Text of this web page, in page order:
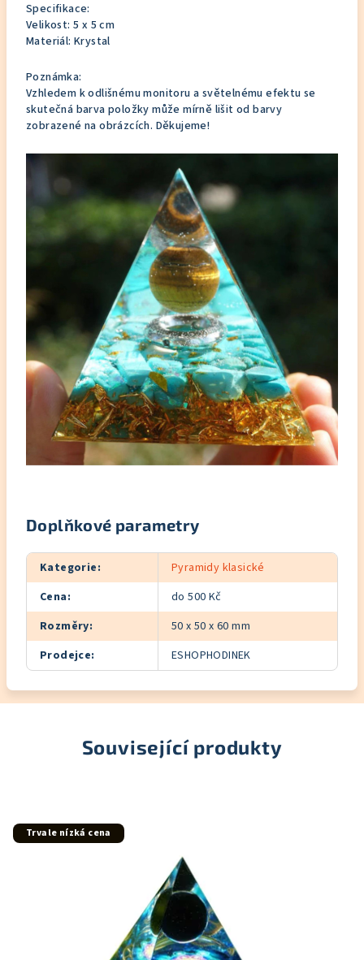
Specifikace:
Velikost: 5 x 5 cm
Materiál: Krystal
Poznámka:
Vzhledem k odlišnému monitoru a světelnému efektu se
skutečná barva položky může mírně lišit od barvy
zobrazené na obrázcích. Děkujeme!
Doplňkové parametry
Kategorie:
Pyramidy klasické
Cena:
do 500 Kč
Rozměry:
50 x 50 x 60 mm
Prodejce: ESHOPHODINEK
Související produkty
Trvale nízká cena